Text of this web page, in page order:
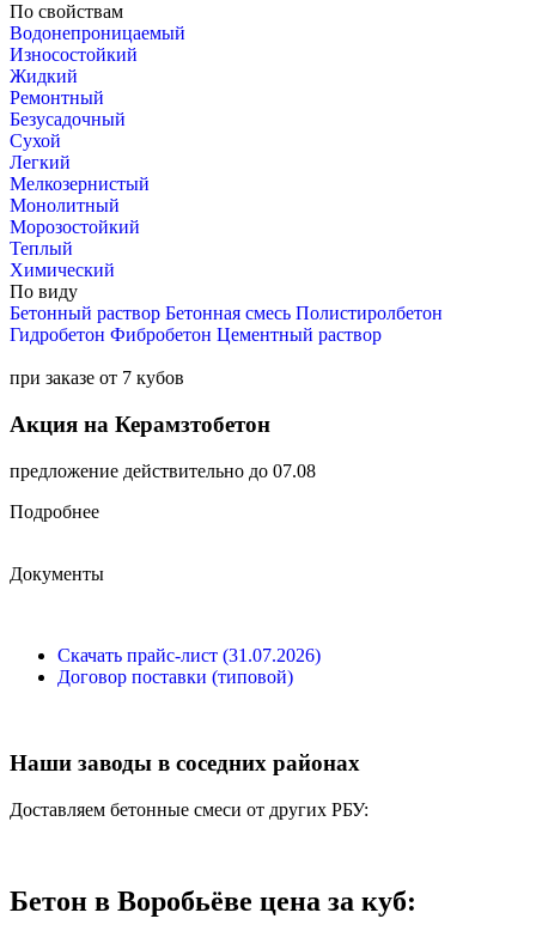
По свойствам
Водонепроницаемый
Износостойкий
Жидкий
Ремонтный
Безусадочный
Сухой
Легкий
Мелкозернистый
Монолитный
Морозостойкий
Теплый
Химический
По виду
Бетонный раствор Бетонная смесь Полистиролбетон
Гидробетон Фибробетон Цементный раствор
при заказе от 7 кубов
Акция на Керамзтобетон
предложение действительно до 07.08
Подробнее
Документы
Скачать прайс-лист (31.07.2026)
Договор поставки (типовой)
Наши заводы в соседних районах
Доставляем бетонные смеси от других РБУ:
Бетон в Воробьёве цена за куб: